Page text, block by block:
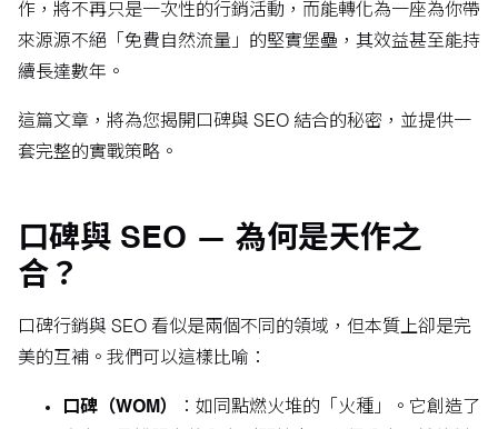
作，將不再只是一次性的行銷活動，而能轉化為一座為你帶
來源源不絕「免費自然流量」的堅實堡壘，其效益甚至能持
續長達數年。
這篇文章，將為您揭開口碑與 SEO 結合的秘密，並提供一
套完整的實戰策略。
口碑與 SEO — 為何是天作之
合？
口碑行銷與 SEO 看似是兩個不同的領域，但本質上卻是完
美的互補。我們可以這樣比喻：
口碑（WOM）
：如同點燃火堆的「火種」。它創造了